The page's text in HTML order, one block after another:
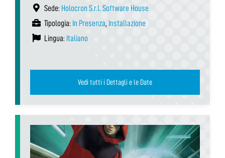
Sede: Holocron S.r.l. Software House
Tipologia: In Presenza, Installazione
Lingua: Italiano
Vedi tutti i Dettagli e le Date